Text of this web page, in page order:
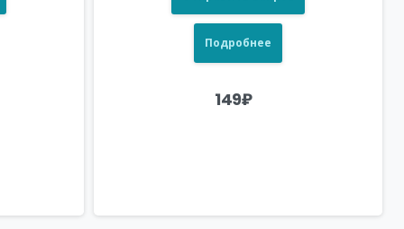
Подробнее
149₽